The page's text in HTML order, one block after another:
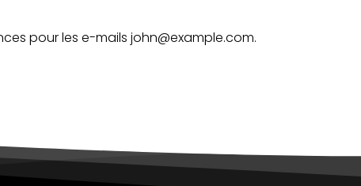
pour les e-mails john@example.com.